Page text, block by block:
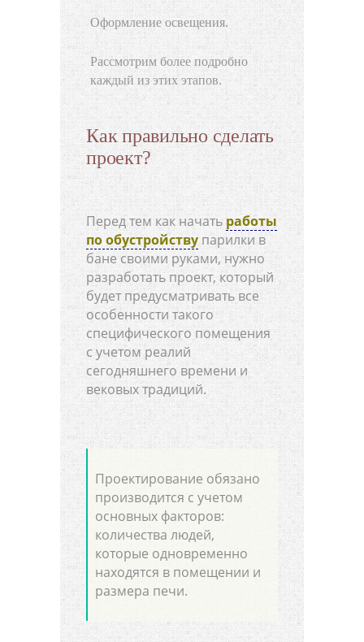
Оформление освещения.
Рассмотрим более подробно
каждый из этих этапов.
Как правильно сделать
проект?
Перед тем как начатьработы
по обустройству парилки в
бане своими руками, нужно
разработать проект, который
будет предусматривать все
особенности такого
специфического помещения
с учетом реалий
сегодняшнего времени и
вековых традиций.
Проектирование обязано
производится с учетом
основных факторов:
количества людей,
которые одновременно
находятся в помещении и
размера печи.